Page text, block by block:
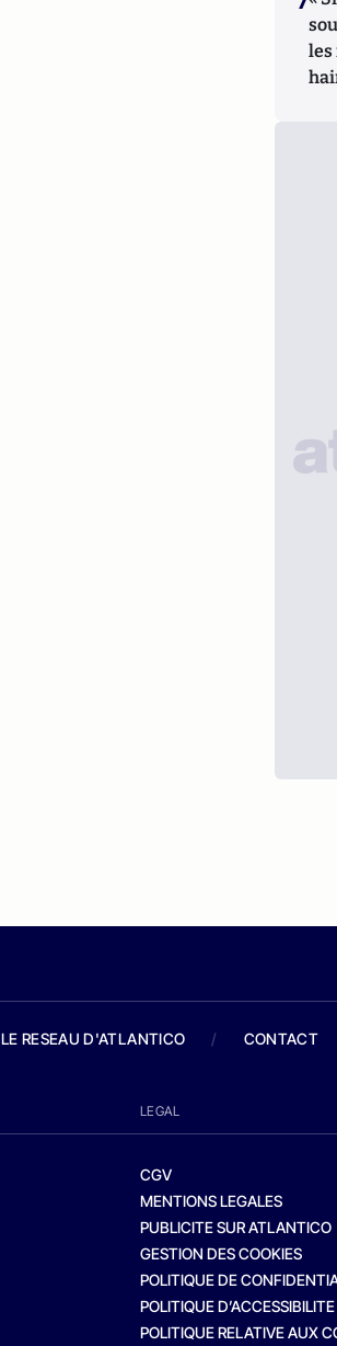
les
LE RESEAU D'ATLANTICO / CONTACT
LEGAL
CGV
MENTIONS LEGALES
PUBLICITE SUR ATLANTICO
GESTION DES COOKIES
POLITIQUE DE
POLITIQUE D’ACCESSIBILITE
POLITIQUE RELATIVE AUX